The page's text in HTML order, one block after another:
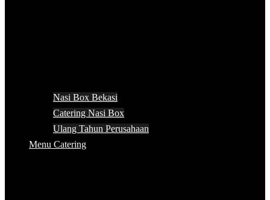
Nasi Box Bekasi
Catering Nasi Box
Ulang Tahun Perusahaan
Menu Catering